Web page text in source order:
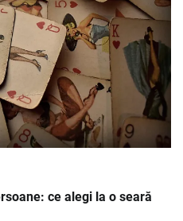
ce alegi la o seară